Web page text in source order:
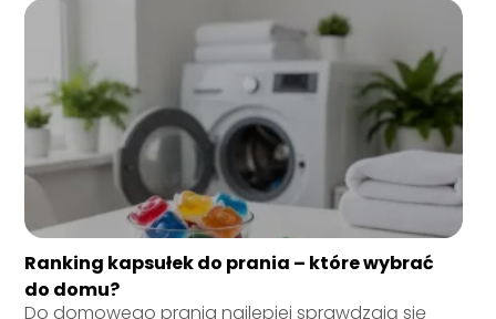
Ranking kapsułek do prania – które wybrać
do domu?
Do domowego prania najlepiej sprawdzają się